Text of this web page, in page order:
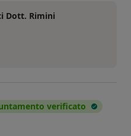
Dott. Rimini
verificato